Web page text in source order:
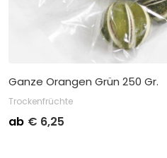
Ganze Orangen Grün 250 Gr.
Trockenfrüchte
ab € 6,25